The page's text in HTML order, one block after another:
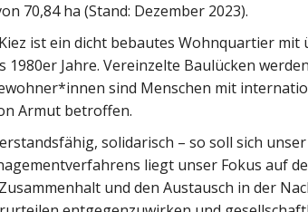
70,84 ha (Stand: Dezember 2023).
ist ein dicht bebautes Wohnquartier
1980er Jahre. Vereinzelte Baulücken
sind Menschen mit
Armut betroffen.
solidarisch – so soll sich
liegt unser Fokus auf
und den Austausch in der